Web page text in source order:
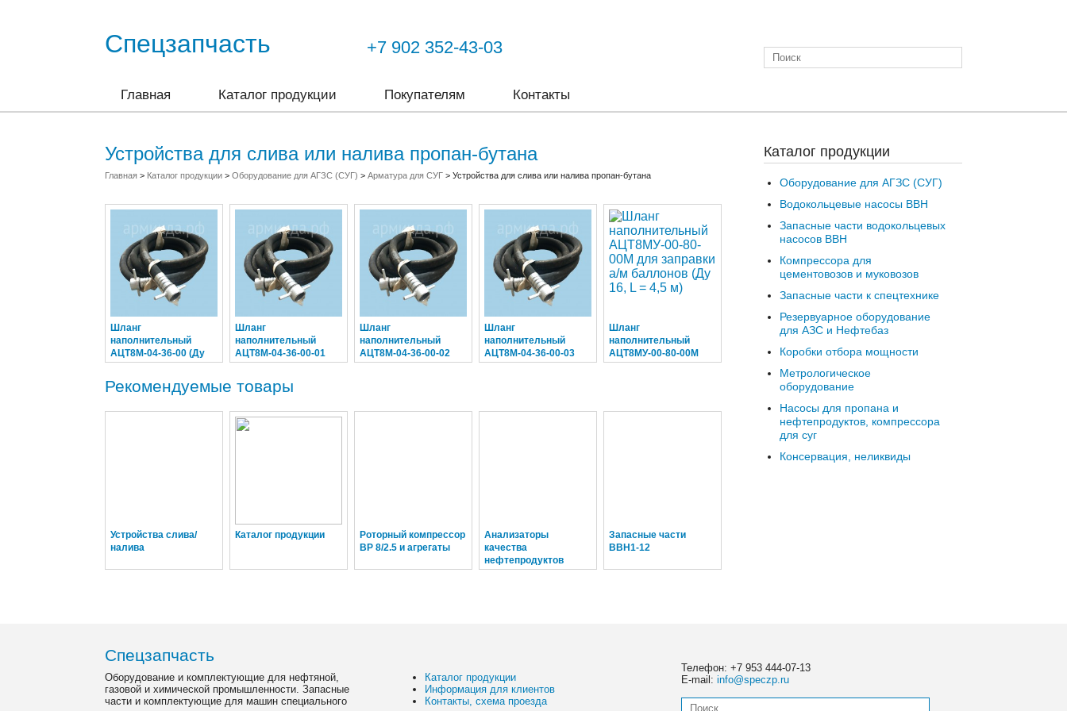
Спецзапчасть +7 902 352-43-03
Главная Каталог продукции Покупателям Контакты
Устройства для слива или налива пропан-бутана
Главная > Каталог продукции > Оборудование для АГЗС (СУГ) > Арматура для СУГ > Устройства для слива или налива пропан-бутана
Шланг
наполнительный
АЦТ8М-04-36-00 (Ду
38, L = 5 м)
Шланг
наполнительный
АЦТ8М-04-36-00-01
(Ду 38, L = 2,5 м)
Шланг
наполнительный
АЦТ8М-04-36-00-02
(Ду 38, L = 7,5 м)
Шланг
наполнительный
АЦТ8М-04-36-00-03
(Ду 38, L = 10 м)
Шланг
наполнительный
АЦТ8МУ-00-80-00М
для заправки а/м
Рекомендуемые товары
Устройства слива/
налива
Каталог продукции
Роторный компрессор
ВР 8/2.5 и агрегаты
Анализаторы
качества
нефтепродуктов
Запасные части
ВВН1-12
Каталог продукции
Оборудование для АГЗС (СУГ)
Водокольцевые насосы ВВН
Запасные части водокольцевых
насосов ВВН
Компрессора для
цементовозов и муковозов
Запасные части к спецтехнике
Резервуарное оборудование
для АЗС и Нефтебаз
Коробки отбора мощности
Метрологическое
оборудование
Насосы для пропана и
нефтепродуктов, компрессора
для суг
Консервация, неликвиды
Спецзапчасть
Оборудование и комплектующие для нефтяной,
газовой и химической промышленности. Запасные
части и комплектующие для машин специального
Каталог продукции
Информация для клиентов
Контакты, схема проезда
Телефон: +7 953 444-07-13
E-mail: info@speczp.ru